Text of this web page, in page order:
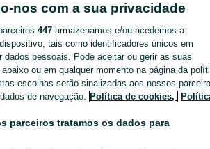
ou cria uma nova para contactares
nos com a sua privacidade
447 armazenamos e/ou acedemos a
tais como identificadores únicos em
dados pessoais. Pode aceitar ou gerir as suas
ou em qualquer momento na página da
escolhas serão sinalizadas aos nossos
de navegação. Política de cookies,
parceiros tratamos os dados para